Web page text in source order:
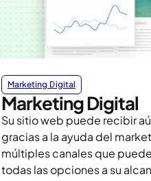
Marketing Digital
Marketing Digital
Su sitio web puede recibir
gracias a la ayuda del
múltiples canales que
todas las opciones a su